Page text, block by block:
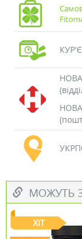
МОЖУТЬ
ХІТ